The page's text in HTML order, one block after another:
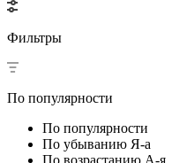
Фильтры
По популярности
По популярности
По убыванию Я-а
По возрастанию А-я